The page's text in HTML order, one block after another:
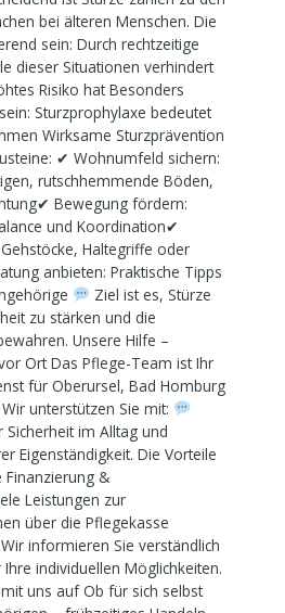
bei älteren Menschen. Die
sein: Durch rechtzeitige
dieser Situationen verhindert
Risiko hat Besonders
Sturzprophylaxe bedeutet
Wirksame Sturzprävention
✔ Wohnumfeld sichern:
rutschhemmende Böden,
Bewegung fördern:
und Koordination✔
Haltegriffe oder
anbieten: Praktische Tipps
Ziel ist es, Stürze
zu stärken und die
Unsere Hilfe –
Ort Das Pflege-Team ist Ihr
für Oberursel, Bad Homburg
unterstützen Sie mit:
Sicherheit im Alltag und
Eigenständigkeit. Die Vorteile
&
Leistungen zur
über die Pflegekasse
informieren Sie verständlich
individuellen Möglichkeiten.
uns auf Ob für sich selbst